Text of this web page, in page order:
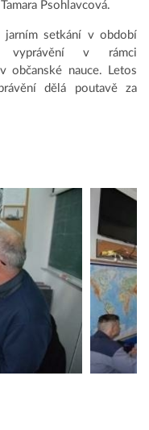
Psohlavcová.
jarním setkání v období
vyprávění v rámci
občanské nauce. Letos
dělá poutavě za